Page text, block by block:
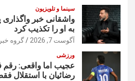
سینما و تلویزیون
به او را تکذیب کرد
آگوست 7, 2026 گروه
ورزشی
عجیب اما واقعی: رقم